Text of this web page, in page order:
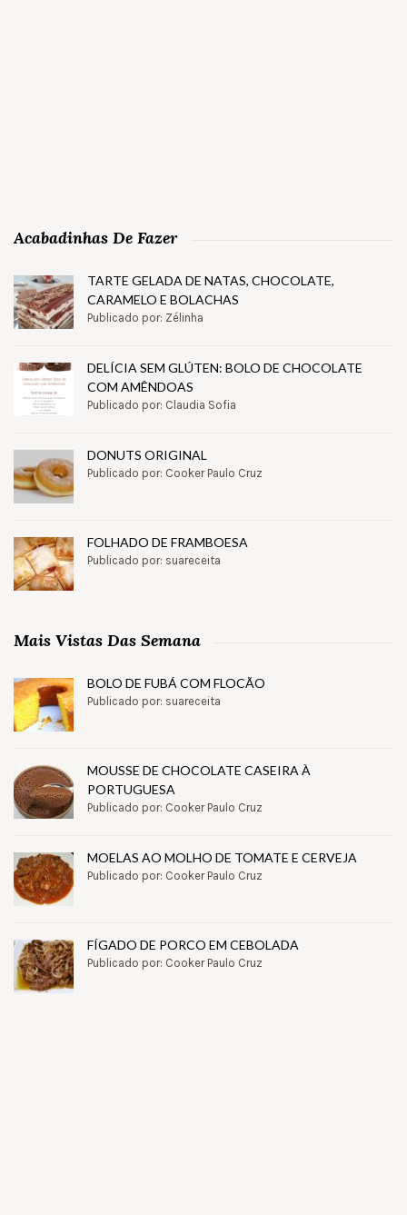
Acabadinhas De Fazer
TARTE GELADA DE NATAS, CHOCOLATE,
CARAMELO E BOLACHAS
Publicado por: Zélinha
DELÍCIA SEM GLÚTEN: BOLO DE CHOCOLATE
COM AMÊNDOAS
Publicado por: Claudia Sofia
DONUTS ORIGINAL
Publicado por: Cooker Paulo Cruz
FOLHADO DE FRAMBOESA
Publicado por: suareceita
Mais Vistas Das Semana
BOLO DE FUBÁ COM FLOCÃO
Publicado por: suareceita
MOUSSE DE CHOCOLATE CASEIRA À
PORTUGUESA
Publicado por: Cooker Paulo Cruz
MOELAS AO MOLHO DE TOMATE E CERVEJA
Publicado por: Cooker Paulo Cruz
FÍGADO DE PORCO EM CEBOLADA
Publicado por: Cooker Paulo Cruz